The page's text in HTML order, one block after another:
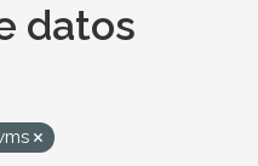
datos